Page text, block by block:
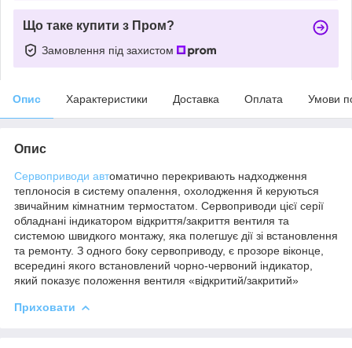
Що таке купити з Пром?
Замовлення під захистом
Опис Характеристики Доставка Оплата Умови
Опис
Сервоприводи автоматично перекривають надходження
теплоносія в систему опалення, охолодження й керуються
звичайним кімнатним термостатом. Сервоприводи цієї серії
обладнані індикатором відкриття/закриття вентиля та
системою швидкого монтажу, яка полегшує дії зі встановлення
та ремонту. З одного боку сервоприводу, є прозоре віконце,
всередині якого встановлений чорно-червоний індикатор,
який показує положення вентиля «відкритий/закритий»
Приховати